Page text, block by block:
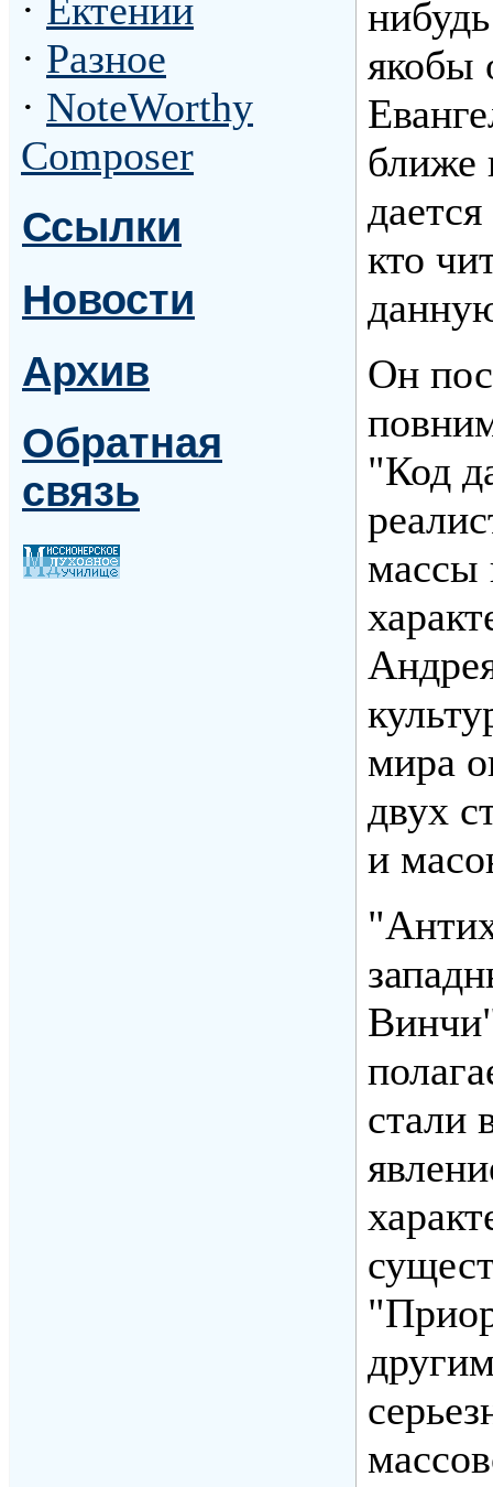
· Ектении
· Разное
· NoteWorthy
Composer
Ссылки
Новости
Архив
Обратная
связь
якобы
кто
Он
"Код
массы
мира
двух
и
стали